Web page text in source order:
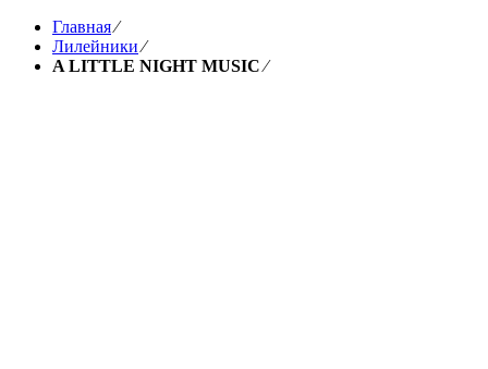
Главная⁄
Лилейники⁄
A LITTLE NIGHT MUSIC⁄